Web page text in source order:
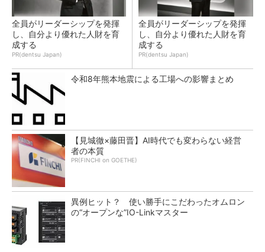
全員がリーダーシップを発揮
し、自分より優れた人財を育
成する
PR(dentsu Japan)
全員がリーダーシップを発揮
し、自分より優れた人財を育
成する
PR(dentsu Japan)
令和8年熊本地震による工場への影響まとめ
【見城徹×藤田晋】AI時代でも変わらない経営
者の本質
PR(FINCHI on GOETHE)
異例ヒット？ 使い勝手にこだわったオムロン
の“オープンな”IO-Linkマスター